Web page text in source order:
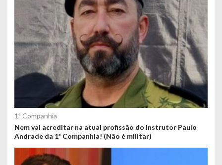
1ª Companhia
Nem vai acreditar na atual profissão do instrutor Paulo
Andrade da 1ª Companhia! (Não é militar)